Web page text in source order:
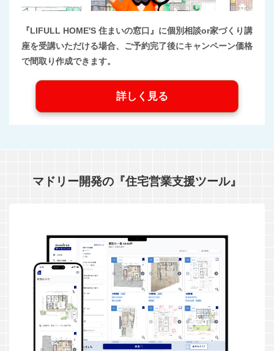
『LIFULL HOME'S 住まいの窓口』に個別相談or家づくり講
座を受講いただける場合、ご予約完了後にキャンペーン価格
で間取り作成できます。
詳しく見る
マドリー開発の『住宅営業支援ツール』